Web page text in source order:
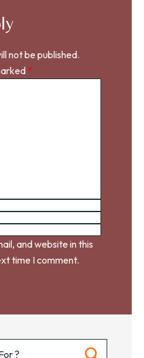
not be published.
*
and website in this
time I comment.